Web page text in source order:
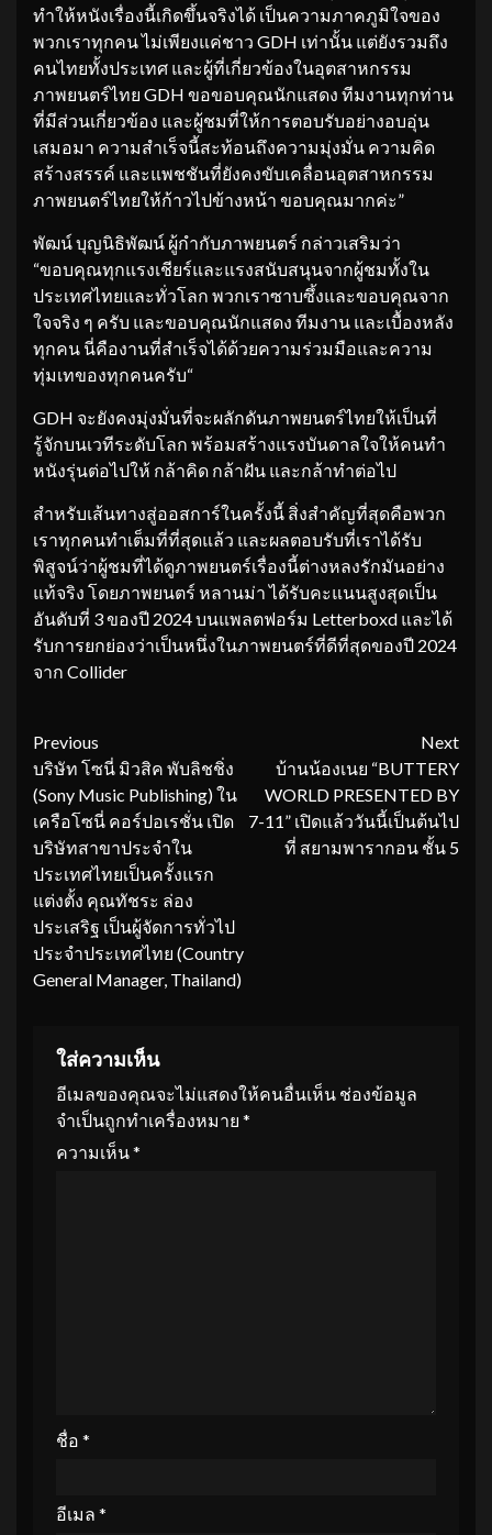
ทำให้หนังเรื่องนี้เกิดขึ้นจริงได้ เป็นความภาคภูมิใจของ
พวกเราทุกคน ไม่เพียงแค่ชาว GDH เท่านั้น แต่ยังรวมถึง
คนไทยทั้งประเทศ และผู้ที่เกี่ยวข้องในอุตสาหกรรม
ภาพยนตร์ไทย GDH ขอขอบคุณนักแสดง ทีมงานทุกท่าน
ที่มีส่วนเกี่ยวข้อง และผู้ชมที่ให้การตอบรับอย่างอบอุ่น
เสมอมา ความสำเร็จนี้สะท้อนถึงความมุ่งมั่น ความคิด
สร้างสรรค์ และแพชชันที่ยังคงขับเคลื่อนอุตสาหกรรม
ภาพยนตร์ไทยให้ก้าวไปข้างหน้า ขอบคุณมากค่ะ”
พัฒน์ บุญนิธิพัฒน์ ผู้กำกับภาพยนตร์ กล่าวเสริมว่า
“ขอบคุณทุกแรงเชียร์และแรงสนับสนุนจากผู้ชมทั้งใน
ประเทศไทยและทั่วโลก พวกเราซาบซึ้งและขอบคุณจาก
ใจจริง ๆ ครับ และขอบคุณนักแสดง ทีมงาน และเบื้องหลัง
ทุกคน นี่คืองานที่สำเร็จได้ด้วยความร่วมมือและความ
ทุ่มเทของทุกคนครับ“
GDH จะยังคงมุ่งมั่นที่จะผลักดันภาพยนตร์ไทยให้เป็นที่
รู้จักบนเวทีระดับโลก พร้อมสร้างแรงบันดาลใจให้คนทำ
หนังรุ่นต่อไปให้ กล้าคิด กล้าฝัน และกล้าทำต่อไป
สำหรับเส้นทางสู่ออสการ์ในครั้งนี้ สิ่งสำคัญที่สุดคือพวก
เราทุกคนทำเต็มที่ที่สุดแล้ว และผลตอบรับที่เราได้รับ
พิสูจน์ว่าผู้ชมที่ได้ดูภาพยนตร์เรื่องนี้ต่างหลงรักมันอย่าง
แท้จริง โดยภาพยนตร์ หลานม่า ได้รับคะแนนสูงสุดเป็น
อันดับที่ 3 ของปี 2024 บนแพลตฟอร์ม Letterboxd และได้
รับการยกย่องว่าเป็นหนึ่งในภาพยนตร์ที่ดีที่สุดของปี 2024
จาก Collider
Continue
Reading
Previous
บริษัท โซนี่ มิวสิค พับลิชชิ่ง
(Sony Music Publishing) ใน
เครือโซนี่ คอร์ปอเรชั่น เปิด
บริษัทสาขาประจำใน
ประเทศไทยเป็นครั้งแรก
แต่งตั้ง คุณทัชระ ล่อง
ประเสริฐ เป็นผู้จัดการทั่วไป
ประจำประเทศไทย (Country
General Manager, Thailand)
Next
บ้านน้องเนย “BUTTERY
WORLD PRESENTED BY
7-11” เปิดแล้ววันนี้เป็นต้นไป
ที่ สยามพารากอน ชั้น 5
ใส่ความเห็น
อีเมลของคุณจะไม่แสดงให้คนอื่นเห็น ช่องข้อมูล
จำเป็นถูกทำเครื่องหมาย *
ความเห็น*
ชื่อ *
อีเมล *